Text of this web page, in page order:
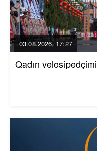
03.08.2026, 17:27
Qadın